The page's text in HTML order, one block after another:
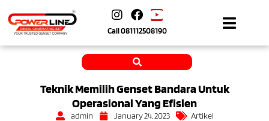
Call081112508190
Teknik Memilih Genset Bandara Untuk
Operasional Yang Efisien
admin January 24, 2023 Artikel